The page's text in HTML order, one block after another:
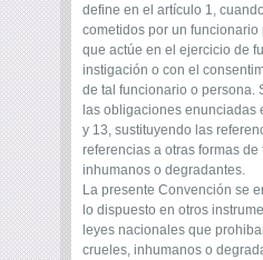
define en el artículo 1,
cometidos por un
que actúe en el ejercicio de
instigación o con el
de tal funcionario o persona.
las obligaciones enunciadas
y 13, sustituyendo las
referencias a otras formas
inhumanos o degradantes.
La presente Convención se
lo dispuesto en otros
leyes nacionales que
crueles, inhumanos o